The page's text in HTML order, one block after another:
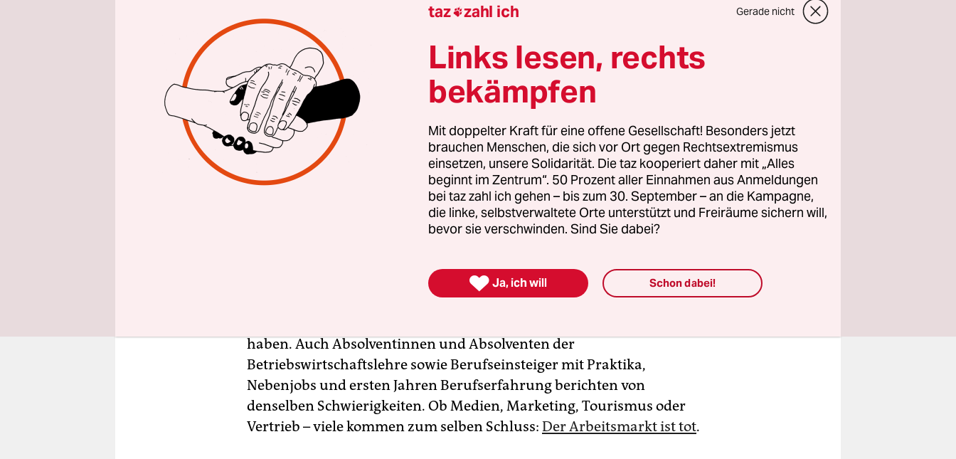
Von Giorgia Grimaldi
„An alle, die gerade einen Job suchen: Wie geht’s euch?“, so beginnen
viele Videos, die unter Hashtags wie #jobs oder #arbeitslos kursieren.
Die Antwort wird meist schon nach wenigen Sekunden deutlich:
schlecht. Die Betroffenen berichten von neuen Lebensläufen,
Portfolios, Initiativbewerbungen, Arbeitsproben oder dem
persönlichen Nachfragen vor Ort – doch all das scheint vergeblich. Nur
Absagen oder, schlimmer noch, gar keine Rückmeldung. Junge
Menschen schildern eine zermürbende Jobsuche, die trotz
monatelanger Bemühungen und teils dreistelliger Bewerbungszahlen
Das Problem betrifft besonders Akademikerinnen und Akademiker,
haben. Auch Absolventinnen und Absolventen der
Betriebswirtschaftslehre sowie Berufseinsteiger mit Praktika,
Nebenjobs und ersten Jahren Berufserfahrung berichten von
denselben Schwierigkeiten. Ob Medien, Marketing, Tourismus oder
Vertrieb – viele kommen zum selben Schluss: Der Arbeitsmarkt ist tot.
taz zahl ich Gerade nicht
Links lesen, rechts
bekämpfen
Mit doppelter Kraft für eine offene Gesellschaft! Besonders jetzt
brauchen Menschen, die sich vor Ort gegen Rechtsextremismus
einsetzen, unsere Solidarität. Die taz kooperiert daher mit „Alles
beginnt im Zentrum“. 50 Prozent aller Einnahmen aus Anmeldungen
bei taz zahl ich gehen – bis zum 30. September – an die Kampagne,
die linke, selbstverwaltete Orte unterstützt und Freiräume sichern will,
bevor sie verschwinden. Sind Sie dabei?
 Ja, ich will Schon dabei!